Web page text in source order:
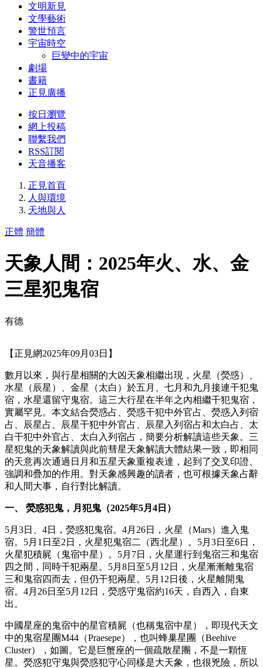
文明新見
文學藝術
警世預言
宇宙時空
巨變中的宇宙
劇場
書籍
正見廣播
按日瀏覽
網上投稿
聯繫我們
RSS訂閱
天音播客
正見首頁
人與環境
天地與人
正體 簡體
天象人間：2025年火、水、金
三星犯鬼宿
有德
【正見網2025年09月03日】
數月以來，與行星相關的大凶天象相繼出現，火星（熒惑）、
水星（辰星）、金星（太白）於五月、七月和九月接連干犯鬼
宿，水星還留守鬼宿。這三大行星在半年之內相繼干犯鬼宿，
實屬罕見。本文結合熒惑占、熒惑干犯中外官占、熒惑入列宿
占、辰星占、辰星干犯中外官占、辰星入列宿占和太白占、太
白干犯中外官占、太白入列宿占，簡要分析解讀這些天象。三
星犯鬼的天象解讀與此前彗星天象解讀大體結果一致，即相同
的天意再次通過日月和五星天象重複表達，起到了交叉印證、
強調和疊加的作用。對天象感興趣的讀者，也可根據天象占辭
和人間大事，自行對比解讀。
一、 熒惑犯鬼，月犯鬼（2025年5月4日）
5月3日、4日，熒惑犯鬼宿。4月26日，火星（Mars）進入鬼
宿。5月1日至2日，火星犯鬼宿二（西北星）。5月3日至6日，
火星犯積屍（鬼宿中星）。5月7日，火星運行到鬼宿三和鬼宿
四之間，同時干犯兩星。5月8日至5月12日，火星漸漸離鬼宿
三和鬼宿四而去，但仍干犯兩星。5月12日後，火星離開鬼
宿。4月26日至5月12日，熒惑守鬼宿約16天，自西入，自東
出。
中國星座的鬼宿中的星官積屍（也稱鬼宿中星），即現代天文
中的鬼宿星團M44（Praesepe），也叫蜂巢星團（Beehive
Cluster），如圖。它是巨蟹座的一個疏散星團，不是一顆恆
星。熒惑犯守鬼與熒惑犯守心同樣是大天象，也很兇險，所以